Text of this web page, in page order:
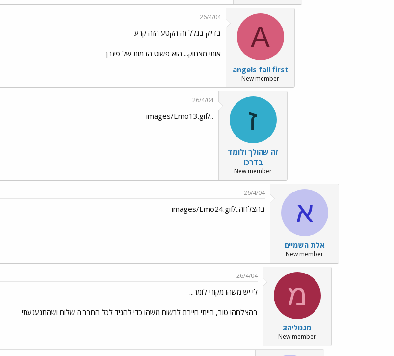
A
angels fall first
New member
26/4/04
בדיוק בגלל זה הקטע הזה קרע
אותי מצחוק... הוא פשוט הדמות של פיזבן
ז
זה שהולך ולומד
בדרכו
New member
26/4/04
../images/Emo13.gif
א
אלת השמיים
New member
26/4/04
בהצלחה../images/Emo24.gif
מ
מגנוליה3
New member
26/4/04
לי יש משהו מקורי לומר...
בהצלחה! טוב, הייתי חייבת לרשום משהו כדי להגיד לכל החבר'ה שלום ושהתגעגעתי